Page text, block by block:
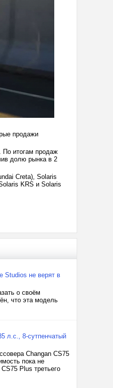
продажи
По итогам продаж
долю рынка в 2
Creta), Solaris
KRS и Solaris
Studios не верят в
о своём
что эта модель
л.с., 8-сутпенчатый
Changan CS75
пока не
Plus третьего